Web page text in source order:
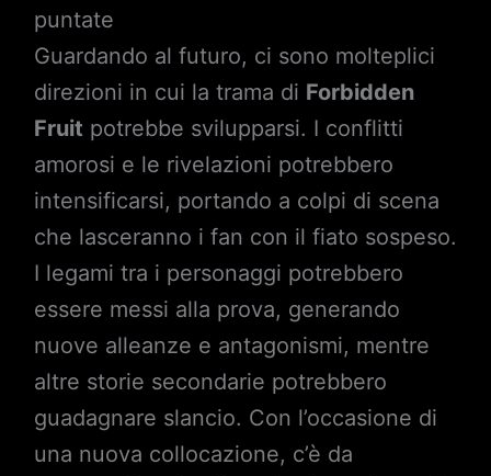
puntate
Guardando al futuro, ci sono molteplici
direzioni in cui la trama di Forbidden
Fruit potrebbe svilupparsi. I conflitti
amorosi e le rivelazioni potrebbero
intensificarsi, portando a colpi di scena
che lasceranno i fan con il fiato sospeso.
I legami tra i personaggi potrebbero
essere messi alla prova, generando
nuove alleanze e antagonismi, mentre
altre storie secondarie potrebbero
guadagnare slancio. Con l’occasione di
una nuova collocazione, c’è da